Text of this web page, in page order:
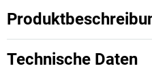
Technische Daten